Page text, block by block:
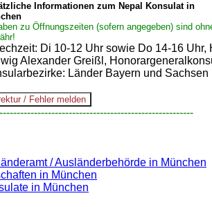
Informationen zum Nepal Konsulat in
zu Öffnungszeiten (sofern angegeben) sind
Di 10-12 Uhr sowie Do 14-16 Uhr,
Alexander Greißl,
Länder Bayern und Sachsen
/ Ausländerbehörde in München
in München
in München